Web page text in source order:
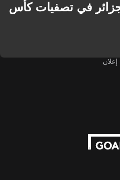
في تصفيات كأس
إعلان